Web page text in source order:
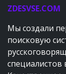
ZDESVSE.COM
Мы создали
поисковую
специалистов